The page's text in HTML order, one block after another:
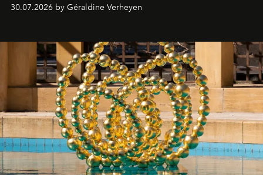
30.07.2026 by Géraldine Verheyen